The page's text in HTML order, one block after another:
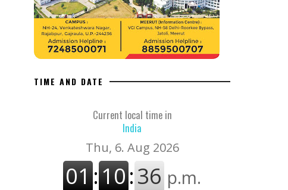
TIME AND DATE
Current local time in
India